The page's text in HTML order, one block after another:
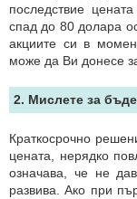
последствие
спад до 80 долара
акциите си в
може да Ви донесе
2. Мислете за
Краткосрочно
цената, нерядко
означава, че не
развива. Ако при